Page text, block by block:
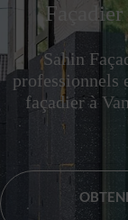
Sahin
professionnels
façadier à